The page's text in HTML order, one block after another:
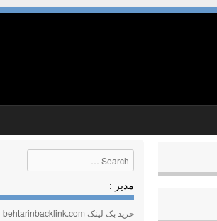
Search
مدیر :
خرید بک لینک behtarinbacklink.com